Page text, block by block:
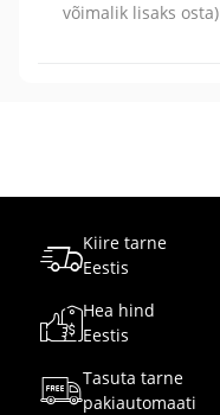
võimalik lisaks osta)
Kiire tarne
Eestis
Hea hind
Eestis
Tasuta tarne
pakiautomaati